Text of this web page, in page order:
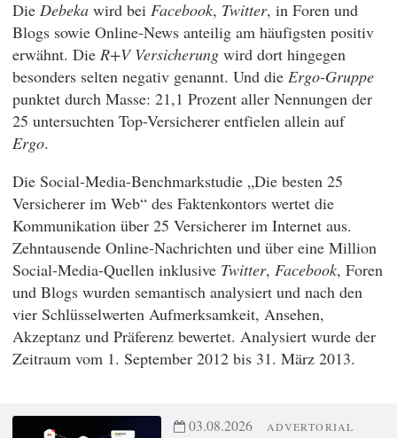
Die Debeka wird bei Facebook, Twitter, in Foren und
Blogs sowie Online-News anteilig am häufigsten positiv
erwähnt. Die R+V Versicherung wird dort hingegen
besonders selten negativ genannt. Und die Ergo-Gruppe
punktet durch Masse: 21,1 Prozent aller Nennungen der
25 untersuchten Top-Versicherer entfielen allein auf
Ergo.
Die Social-Media-Benchmarkstudie „Die besten 25
Versicherer im Web“ des Faktenkontors wertet die
Kommunikation über 25 Versicherer im Internet aus.
Zehntausende Online-Nachrichten und über eine Million
Social-Media-Quellen inklusive Twitter, Facebook, Foren
und Blogs wurden semantisch analysiert und nach den
vier Schlüsselwerten Aufmerksamkeit, Ansehen,
Akzeptanz und Präferenz bewertet. Analysiert wurde der
Zeitraum vom 1. September 2012 bis 31. März 2013.
03.08.2026 ADVERTORIAL